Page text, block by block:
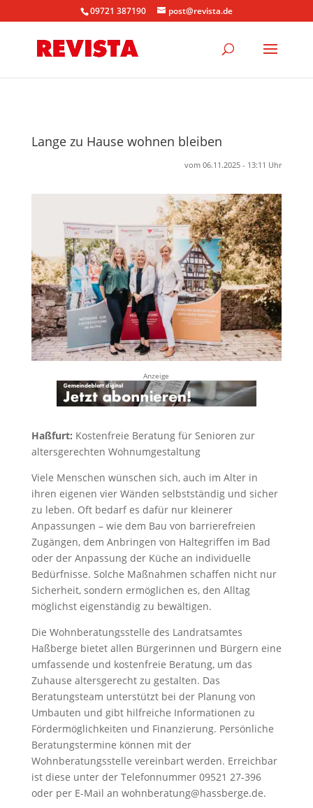
09721 387190 post@revista.de
Lange zu Hause wohnen bleiben
vom 06.11.2025 - 13:11 Uhr
Anzeige
Haßfurt: Kostenfreie Beratung für Senioren zur
altersgerechten Wohnumgestaltung
Viele Menschen wünschen sich, auch im Alter in
ihren eigenen vier Wänden selbstständig und sicher
zu leben. Oft bedarf es dafür nur kleinerer
Anpassungen – wie dem Bau von barrierefreien
Zugängen, dem Anbringen von Haltegriffen im Bad
oder der Anpassung der Küche an individuelle
Bedürfnisse. Solche Maßnahmen schaffen nicht nur
Sicherheit, sondern ermöglichen es, den Alltag
möglichst eigenständig zu bewältigen.
Die Wohnberatungsstelle des Landratsamtes
Haßberge bietet allen Bürgerinnen und Bürgern eine
umfassende und kostenfreie Beratung, um das
Zuhause altersgerecht zu gestalten. Das
Beratungsteam unterstützt bei der Planung von
Umbauten und gibt hilfreiche Informationen zu
Fördermöglichkeiten und Finanzierung. Persönliche
Beratungstermine können mit der
Wohnberatungsstelle vereinbart werden. Erreichbar
ist diese unter der Telefonnummer 09521 27-396
oder per E-Mail an wohnberatung@hassberge.de.